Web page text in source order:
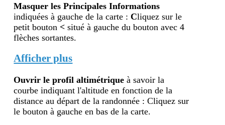
Masquer les Principales Informations
indiquées à gauche de la carte :Cliquez sur le
petit bouton < situé à gauche du bouton avec 4
flèches sortantes.
Afficher plus
Ouvrir le profil altimétrique à savoir la
courbe indiquant l'altitude en fonction de la
distance au départ de la randonnée : Cliquez sur
le bouton à gauche en bas de la carte.